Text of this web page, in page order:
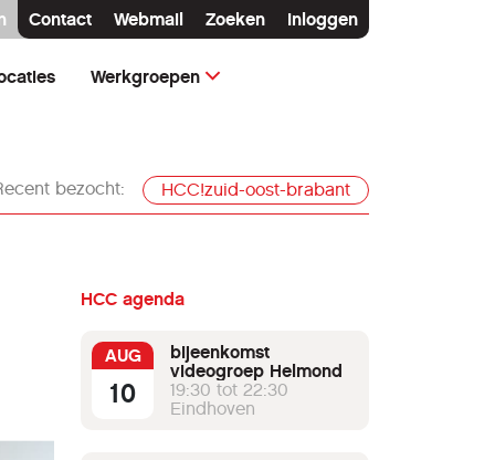
Contact Webmail Zoeken Inloggen
Werkgroepen
bezocht: HCC!zuid-oost-brabant
HCC agenda
AUG
10
bijeenkomst
videogroep Helmond
19:30 tot 22:30
Eindhoven